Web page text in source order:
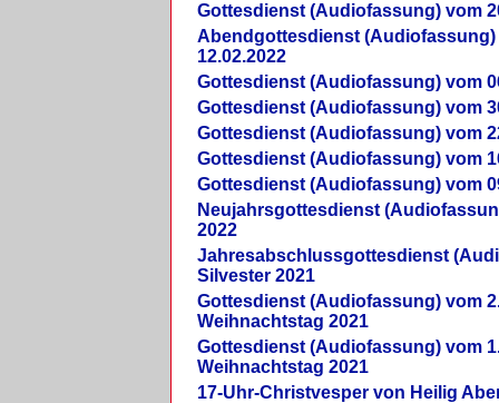
Gottesdienst (Audiofassung) vom
Abendgottesdienst (Audiofassung)
12.02.2022
Gottesdienst (Audiofassung) vom
Gottesdienst (Audiofassung) vom
Gottesdienst (Audiofassung) vom
Gottesdienst (Audiofassung) vom
Gottesdienst (Audiofassung) vom
Neujahrsgottesdienst
2022
Jahresabschlussgottesdienst
Silvester 2021
Gottesdienst (Audiofassung) vom
Weihnachtstag 2021
Gottesdienst (Audiofassung) vom
Weihnachtstag 2021
17-Uhr-Christvesper von Heilig